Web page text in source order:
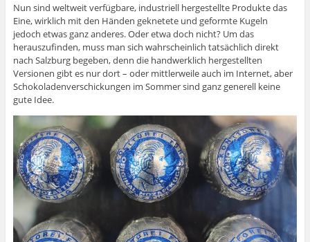
Nun sind weltweit verfügbare, industriell hergestellte Produkte das
Eine, wirklich mit den Händen geknetete und geformte Kugeln
jedoch etwas ganz anderes. Oder etwa doch nicht? Um das
herauszufinden, muss man sich wahrscheinlich tatsächlich direkt
nach Salzburg begeben, denn die handwerklich hergestellten
Versionen gibt es nur dort – oder mittlerweile auch im Internet, aber
Schokoladenverschickungen im Sommer sind ganz generell keine
gute Idee.